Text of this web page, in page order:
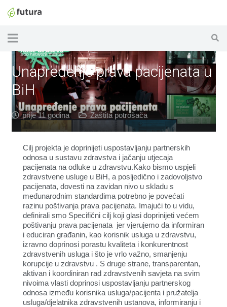
Unapređenje prava pacijenata u
BiH
prije 11 godina Zaštita potrošača
Cilj projekta je doprinijeti uspostavljanju partnerskih
odnosa u sustavu zdravstva i jačanju utjecaja
pacijenata na odluke u zdravstvu.Kako bismo uspjeli
zdravstvene usluge u BiH, a posljedično i zadovoljstvo
pacijenata, dovesti na zavidan nivo u skladu s
međunarodnim standardima potrebno je povećati
razinu poštivanja prava pacijenata. Imajući to u vidu,
definirali smo Specifični cilj koji glasi doprinijeti većem
poštivanju prava pacijenata jer vjerujemo da informiran
i educiran građanin, kao korisnik usluga u zdravstvu,
izravno doprinosi porastu kvaliteta i konkurentnost
zdravstvenih usluga i što je vrlo važno, smanjenju
korupcije u zdravstvu . S druge strane, transparentan,
aktivan i koordiniran rad zdravstvenih savjeta na svim
nivoima vlasti doprinosi uspostavljanju partnerskog
odnosa između korisnika usluga/pacijenta i pružatelja
usluga/djelatnika zdravstvenih ustanova, informiranju i